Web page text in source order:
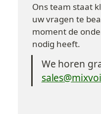
Ons team staat
uw vragen te
moment de
nodig heeft.
We horen